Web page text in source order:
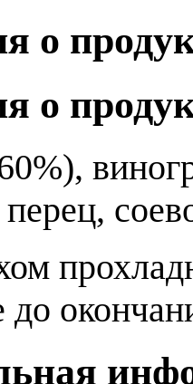
о
о
до